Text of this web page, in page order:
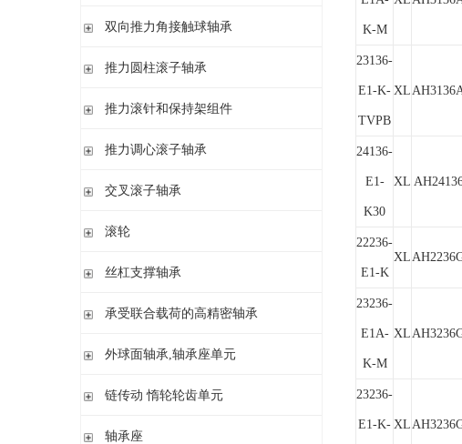
无挡边无内圈 开式
调心 有/无内圈
滚针/ 推力球轴承 无内圈 带或不带外罩
滚针/ 推力圆柱滚子轴承 无内圈 带或不带外罩
内圈 无润滑孔
单向推力球轴承
双向推力角接触球轴承
双向推力角接触球轴承
推力圆柱滚子轴承
推力圆柱滚子轴承 保持架组件 推力轴承垫圈
推力滚针和保持架组件
推力滚针和保持架组件 推力轴承垫圈
与向心滚针轴承 组合使用
推力调心滚子轴承
推力调心滚子轴承
交叉滚子轴承
交叉滚子轴承
滚轮
支承型滚轮
球轴承滚轮
丝杠支撑轴承
推力角接触球轴承
密封组件 精密锁紧螺母
承受联合载荷的高精密轴承
推力/向心轴承
外球面轴承,轴承座单元
外球面轴承
链传动 惰轮轮齿单元
链传动 惰轮轮齿单元
轴承座
K-M
23136-
E1-K-
TVPB
XL
24136-
E1-
K30
XL
22236-
E1-K
XL
23236-
E1A-
K-M
XL
23236-
E1-K- XL